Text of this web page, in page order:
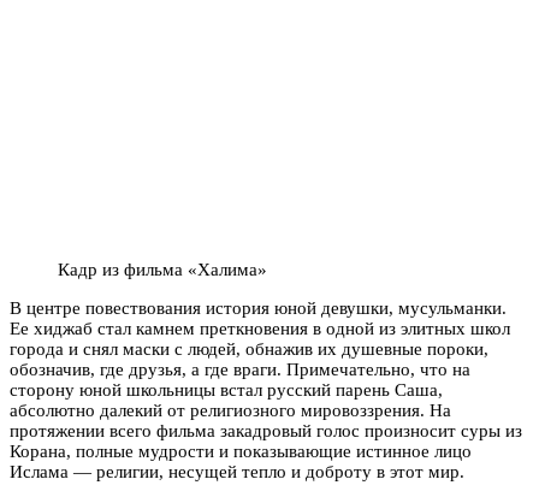
Кадр из фильма «Халима»
В центре повествования история юной девушки, мусульманки.
Ее хиджаб стал камнем преткновения в одной из элитных школ
города и снял маски с людей, обнажив их душевные пороки,
обозначив, где друзья, а где враги. Примечательно, что на
сторону юной школьницы встал русский парень Саша,
абсолютно далекий от религиозного мировоззрения. На
протяжении всего фильма закадровый голос произносит суры из
Корана, полные мудрости и показывающие истинное лицо
Ислама — религии, несущей тепло и доброту в этот мир.